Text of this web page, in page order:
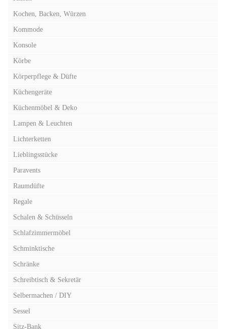
Kochen, Backen, Würzen
Kommode
Konsole
Körbe
Körperpflege & Düfte
Küchengeräte
Küchenmöbel & Deko
Lampen & Leuchten
Lichterketten
Lieblingsstücke
Paravents
Raumdüfte
Regale
Schalen & Schüsseln
Schlafzimmermöbel
Schminktische
Schränke
Schreibtisch & Sekretär
Selbermachen / DIY
Sessel
Sitz-Bank